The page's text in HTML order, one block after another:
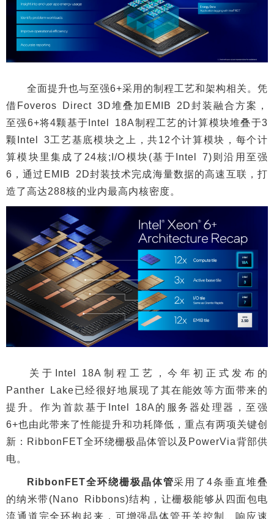
全面提升也与至强6+采用的制程工艺和架构相关。凭
借Foveros Direct 3D堆叠加EMIB 2D封装融合方案，
至强6+将4颗基于Intel 18A制程工艺的计算模块堆叠于3
颗Intel 3工艺基底模块之上，共12个计算模块，每个计
算模块里集成了24核;I/O模块(基于Intel 7)则沿用至强
6，通过EMIB 2D封装技术完成海量数据的高速互联，打
造了高达288核的业内最高内核密度。
关于Intel 18A制程工艺，今年初正式发布的
Panther Lake已经很好地展现了其在能效等方面带来的
提升。作为首款基于Intel 18A的服务器处理器，至强
6+也由此带来了性能提升和功耗降低，重点有两项关键创
新：RibbonFET全环绕栅极晶体管以及PowerVia背部供
电。
RibbonFET全环绕栅极晶体管采用了4条垂直堆叠
的纳米带(Nano Ribbons)结构，让栅极能够从四面包电
流通道完全环抱起来，可增强晶体管开关控制、响应速